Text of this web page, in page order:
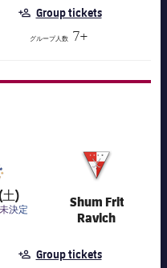
Group tickets
グループ人数 7+
土)
未決定
Shum Frit
Ravich
Group tickets